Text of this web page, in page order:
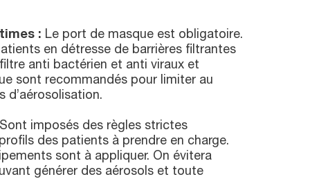
: Le port de masque est obligatoire.
en détresse de barrières filtrantes
anti bactérien et anti viraux et
sont recommandés pour limiter au
d’aérosolisation.
imposés des règles strictes
des patients à prendre en charge.
sont à appliquer. On évitera
générer des aérosols et toute